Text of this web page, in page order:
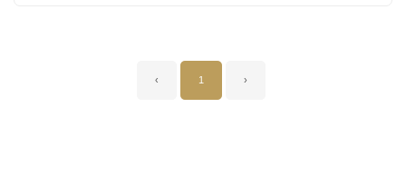
‹ 1 ›